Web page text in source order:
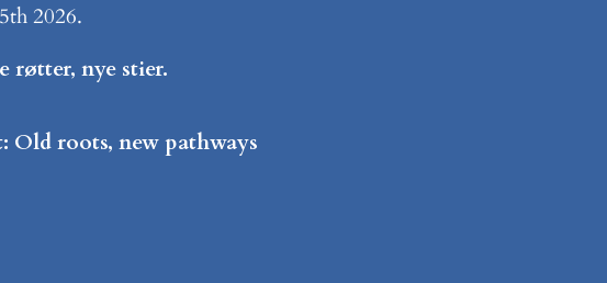
2026.
røtter, nye stier.
roots, new pathways